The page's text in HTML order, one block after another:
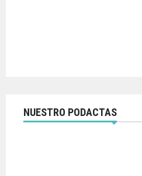
NUESTRO PODACTAS